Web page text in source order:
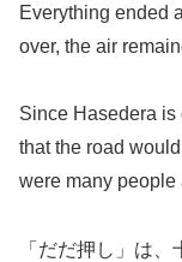
Everything ended
over, the air
Since Hasedera is
that the road
were many people
「だだ押し」は